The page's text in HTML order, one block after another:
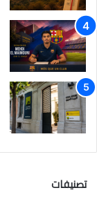
تصنيفات